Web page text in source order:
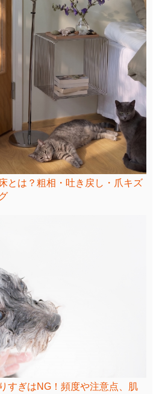
とは？粗相・吐き戻し・爪キズ
すぎはNG！頻度や注意点、肌